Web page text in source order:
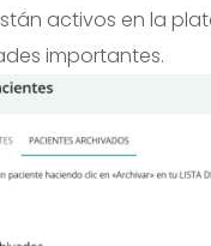
activos en la
importantes.